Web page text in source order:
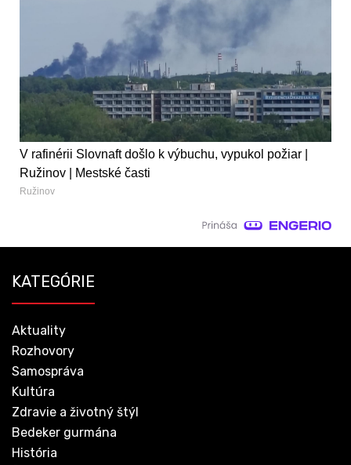
V rafinérii Slovnaft došlo k výbuchu, vypukol požiar |
Ružinov | Mestské časti
Ružinov
KATEGÓRIE
Aktuality
Rozhovory
Samospráva
Kultúra
Zdravie a životný štýl
Bedeker gurmána
História